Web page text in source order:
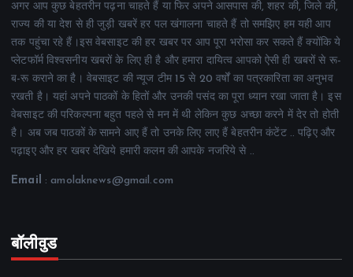
अगर आप कुछ बेहतरीन पढ़ना चाहते हैं या फिर अपने आसपास की, शहर की, जिले की,
राज्य की या देश से ही जुड़ी खबरें हर पल खंगालना चाहते हैं तो समझिए हम यही आप
तक पहुंचा रहे हैं।इस वेबसाइट की हर खबर पर आप पूरा भरोसा कर सकते हैं क्योंकि ये
प्लेटफॉर्म विश्वसनीय खबरों के लिए ही है और हमारा दायित्व आपको ऐसी ही खबरों से रू-
ब-रू कराने का है। वेबसाइट की न्यूज टीम 15 से 20 वर्षों का पत्रकारिता का अनुभव
रखती है। यहां अपने पाठकों के हितों और उनकी पसंद का पूरा ध्यान रखा जाता है। इस
वेबसाइट की परिकल्पना बहुत पहले से मन में थी लेकिन कुछ अच्छा करने में देर तो होती
है। अब जब पाठकों के सामने आए हैं तो उनके लिए लाए हैं बेहतरीन कंटेंट .. पढ़िए और
पढ़ाइए और हर खबर देखिये हमारी कलम की आपके नजरिये से ..
Email : amolaknews@gmail.com
बॉलीवुड